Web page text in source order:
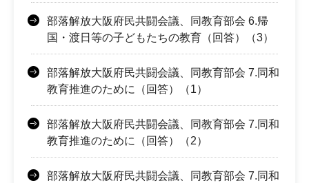
部落解放大阪府民共闘会議、同教育部会 6.帰
国・渡日等の子どもたちの教育（回答）（3）
部落解放大阪府民共闘会議、同教育部会 7.同和
教育推進のために（回答）（1）
部落解放大阪府民共闘会議、同教育部会 7.同和
教育推進のために（回答）（2）
部落解放大阪府民共闘会議、同教育部会 7.同和